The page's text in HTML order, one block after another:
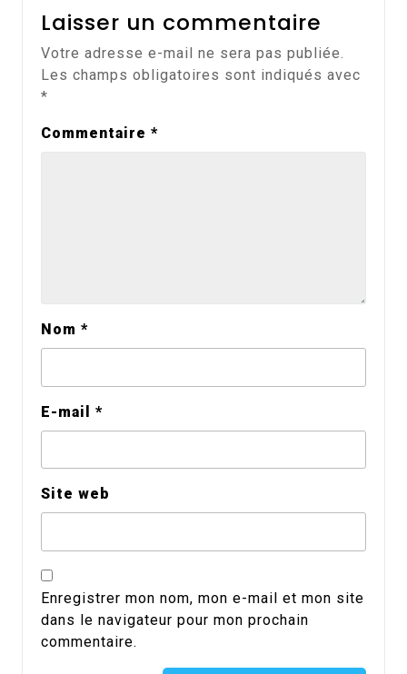
Laisser un commentaire
Votre adresse e-mail ne sera pas publiée.
Les champs obligatoires sont indiqués avec
*
Commentaire *
Nom *
E-mail *
Site web
Enregistrer mon nom, mon e-mail et mon site
dans le navigateur pour mon prochain
commentaire.